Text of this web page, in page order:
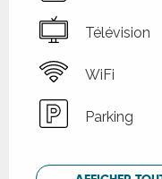
Télévision
WiFi
Parking